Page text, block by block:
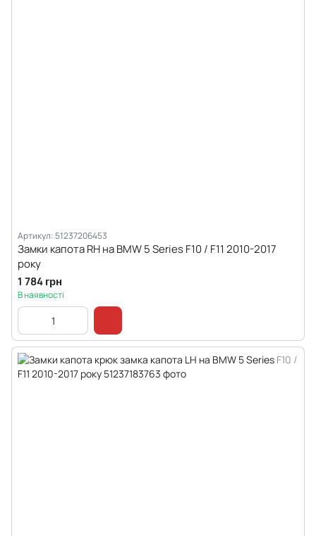
Артикул: 51237206453
Замки капота RH на BMW 5 Series F10 / F11 2010-2017
року
1 784 грн
В наявності